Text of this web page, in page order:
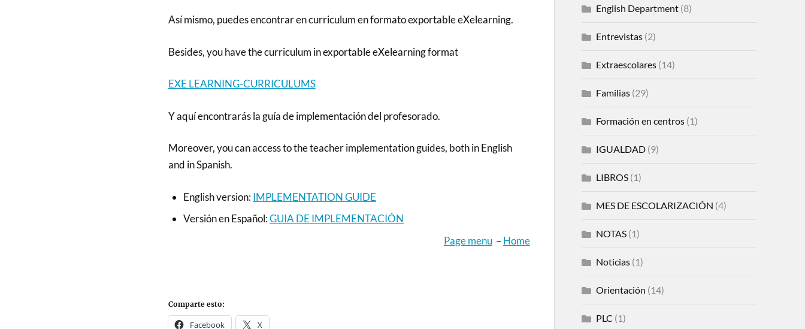
Así mismo, puedes encontrar en curriculum en formato exportable eXelearning.
Besides, you have the curriculum in exportable eXelearning format
EXE LEARNING-CURRICULUMS
Y aquí encontrarás la guía de implementación del profesorado.
Moreover, you can access to the teacher implementation guides, both in English
and in Spanish.
English version:IMPLEMENTATION GUIDE
Versión en Español:GUIA DE IMPLEMENTACIÓN
Page menu–Home
Comparte esto:
Facebook X
English Department(8)
Entrevistas(2)
Extraescolares(14)
Familias(29)
Formación en centros(1)
IGUALDAD(9)
LIBROS(1)
MES DE ESCOLARIZACIÓN (4)
NOTAS(1)
Noticias(1)
Orientación (14)
PLC (1)